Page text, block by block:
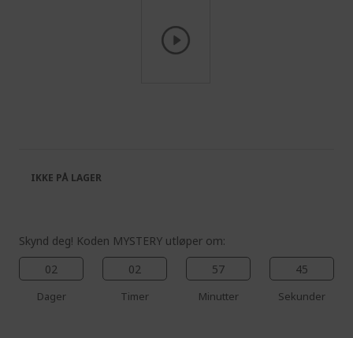
the
images
Skynd deg! Koden MYSTERY utløper om:
02
Dager
02
Timer
57
Minutter
45
Sekunder
IKKE PÅ LAGER